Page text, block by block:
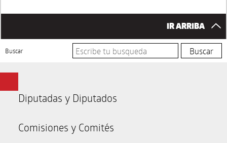
IR ARRIBA
Buscar
Diputadas y Diputados
Comisiones y Comités